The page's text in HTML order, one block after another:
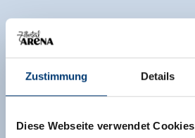
Zustimmung Details
Diese Webseite verwendet Cookies